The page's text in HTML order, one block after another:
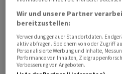
Massstab verdrängen werde,
Technologiekonzerne
kommerziellen und
im Widerspruch zu den
stehen. Daher sei eine
Wir und unsere Partner
bereitzustellen:
Verwendung genauer Standortdaten.
aktiv abfragen. Speichern von oder Zugriff
Personalisierte Werbung und Inhalte,
Performance von Inhalten,
Verbesserung von Angeboten.